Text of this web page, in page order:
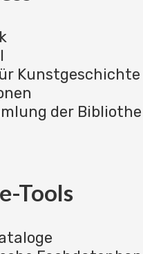
Kunstgeschichte
der
Tools